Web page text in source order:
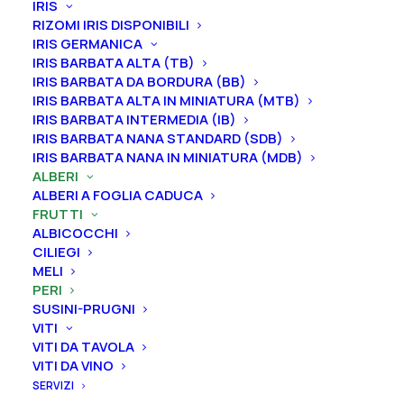
IRIS
RIZOMI IRIS DISPONIBILI
IRIS GERMANICA
IRIS BARBATA ALTA (TB)
IRIS BARBATA DA BORDURA (BB)
IRIS BARBATA ALTA IN MINIATURA (MTB)
IRIS BARBATA INTERMEDIA (IB)
IRIS BARBATA NANA STANDARD (SDB)
IRIS BARBATA NANA IN MINIATURA (MDB)
ALBERI
ALBERI A FOGLIA CADUCA
FRUTTI
ALBICOCCHI
CILIEGI
MELI
PERI
SUSINI-PRUGNI
VITI
VITI DA TAVOLA
VITI DA VINO
SERVIZI
Buccia: dorato-bronzato
Polpa: bianca fine e croccante
Forma: piccola, rotonda, appiattita
Curiosità: varietà giapponese molto rustica
Dimensione vaso
Svuota
Pero
"Nashi
Hosui"
quantità
Ordina subito questo prodotto!
Puoi acquistare ora questo prodotto contattandoci e
indicando la dimensione del vaso desiderata e la
quantità